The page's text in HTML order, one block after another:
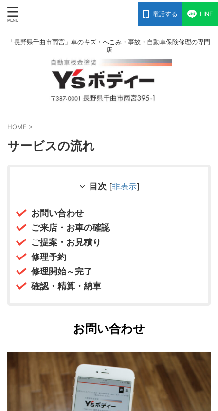
電話する LINE
「長野県千曲市雨宮」車のキズ・へこみ・事故・自動車保険修理の専門
店
HOME >
サービスの流れ
目次 [非表示]
お問い合わせ
ご来店・お車の確認
ご提案・お見積り
修理予約
修理開始～完了
確認・精算・納車
お問い合わせ